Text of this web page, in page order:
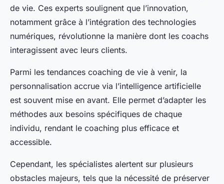
de vie. Ces experts soulignent que l’innovation,
notamment grâce à l’intégration des technologies
numériques, révolutionne la manière dont les coachs
interagissent avec leurs clients.
Parmi les tendances coaching de vie à venir, la
personnalisation accrue via l’intelligence artificielle
est souvent mise en avant. Elle permet d’adapter les
méthodes aux besoins spécifiques de chaque
individu, rendant le coaching plus efficace et
accessible.
Cependant, les spécialistes alertent sur plusieurs
obstacles majeurs, tels que la nécessité de préserver